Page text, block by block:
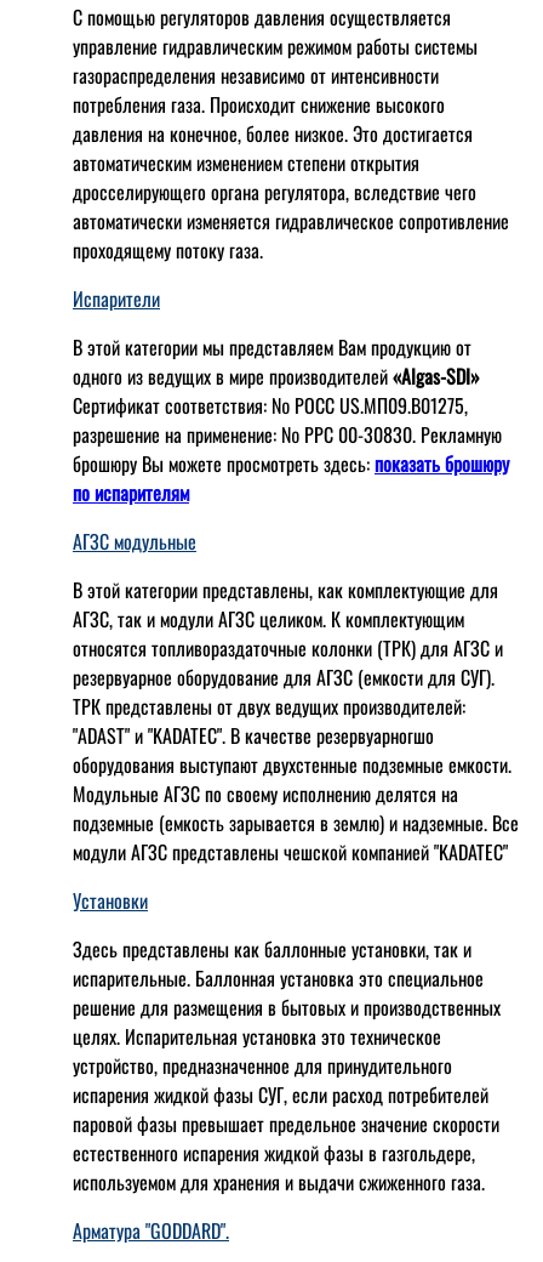
С помощью регуляторов давления осуществляется
управление гидравлическим режимом работы системы
газораспределения независимо от интенсивности
потребления газа. Происходит снижение высокого
давления на конечное, более низкое. Это достигается
автоматическим изменением степени открытия
дросселирующего органа регулятора, вследствие чего
автоматически изменяется гидравлическое сопротивление
проходящему потоку газа.
Испарители
В этой категории мы представляем Вам продукцию от
одного из ведущих в мире производителей«Algas-SDI»
Сертификат соответствия: № РОСС US.МП09.В01275,
разрешение на применение: № РРС 00-30830. Рекламную
брошюру Вы можете просмотреть здесь:показать брошюру
по испарителям
АГЗС модульные
В этой категории представлены, как комплектующие для
АГЗС, так и модули АГЗС целиком. К комплектующим
относятся топливораздаточные колонки (ТРК) для АГЗС и
резервуарное оборудование для АГЗС (емкости для СУГ).
ТРК представлены от двух ведущих производителей:
"ADAST" и "KADATEC". В качестве резервуарногшо
оборудования выступают двухстенные подземные емкости.
Модульные АГЗС по своему исполнению делятся на
подземные (емкость зарывается в землю) и надземные. Все
модули АГЗС представлены чешской компанией "KADATEC"
Установки
Здесь представлены как баллонные установки, так и
испарительные. Баллонная установка это специальное
решение для размещения в бытовых и производственных
целях. Испарительная установка это техническое
устройство, предназначенное для принудительного
испарения жидкой фазы СУГ, если расход потребителей
паровой фазы превышает предельное значение скорости
естественного испарения жидкой фазы в газгольдере,
используемом для хранения и выдачи сжиженного газа.
Арматура "GODDARD".